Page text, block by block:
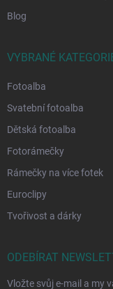
Blog
VYBRANÉ
Fotoalba
Svatební fotoalba
Dětská fotoalba
Fotorámečky
Rámečky na více fotek
Euroclipy
Tvořivost a dárky
ODEBÍRAT
Vložte svůj e-mail a my